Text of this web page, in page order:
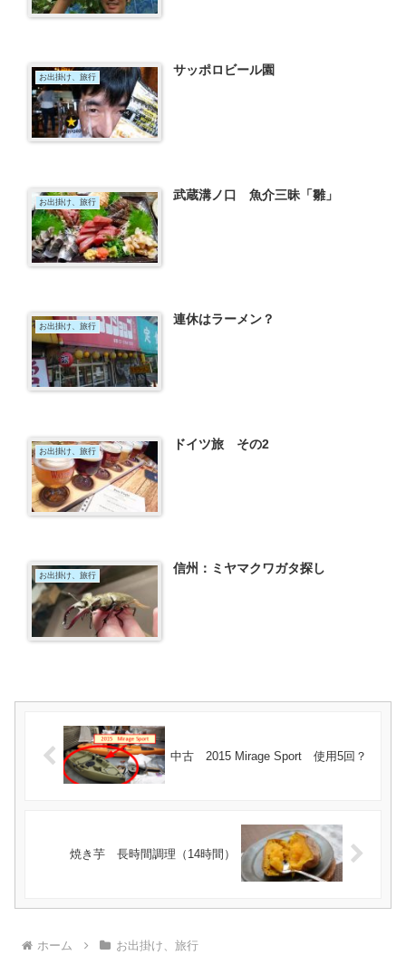
お出掛け、旅行 サッポロビール園
お出掛け、旅行 武蔵溝ノ口 魚介三昧「雛」
お出掛け、旅行 連休はラーメン？
お出掛け、旅行 ドイツ旅 その2
お出掛け、旅行 信州：ミヤマクワガタ探し
中古 2015 Mirage Sport 使用5回？
焼き芋 長時間調理（14時間）
ホーム お出掛け、旅行